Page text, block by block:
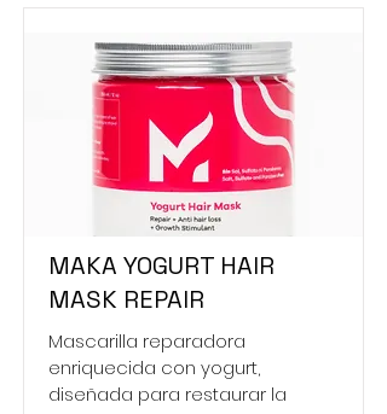
MAKA YOGURT HAIR
MASK REPAIR
Mascarilla reparadora
enriquecida con yogurt,
diseñada para restaurar la